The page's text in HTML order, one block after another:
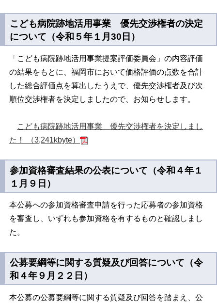
こども病院跡地活用事業 優先交渉権者の決定
について（令和５年１月30日）
「こども病院跡地活用事業提案評価委員会」の内容評価
の結果をもとに、福岡市において価格評価の点数を合計
した総合評価点を算出したうえで、優先交渉権者及び次
順位交渉権者を決定しましたので、お知らせします。
こども病院跡地活用事業 優先交渉権者を決定しまし
た！ （3,241kbyte）
参加資格審査結果の公表について（令和４年１
１月９日）
本公募への参加資格審査申請を行った応募者の参加資格
を審査し、いずれも参加資格を有するものと確認しまし
た。
公募要綱等に関する質疑及び回答について（令
和４年９月２２日）
本公募の公募要綱等に関する質疑及び回答を踏まえ、公